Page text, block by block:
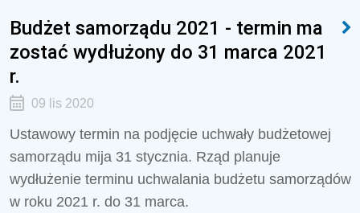
Budżet samorządu 2021 - termin ma
zostać wydłużony do 31 marca 2021
r.
09 lis 2020
Ustawowy termin na podjęcie uchwały budżetowej
samorządu mija 31 stycznia. Rząd planuje
wydłużenie terminu uchwalania budżetu samorządów
w roku 2021 r. do 31 marca.